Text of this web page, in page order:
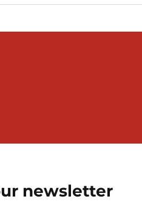
newsletter